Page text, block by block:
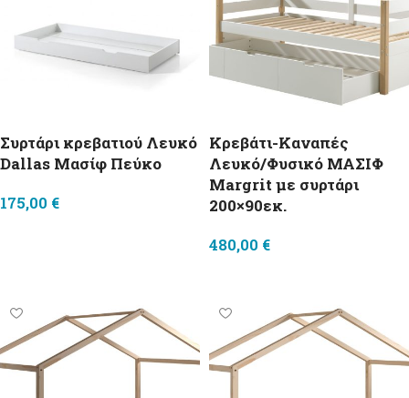
Συρτάρι κρεβατιού Λευκό
Dallas Μασίφ Πεύκο
175,00 €
Κρεβάτι-Καναπές
Λευκό/Φυσικό ΜΑΣΙΦ
Margrit με συρτάρι
200×90εκ.
480,00 €